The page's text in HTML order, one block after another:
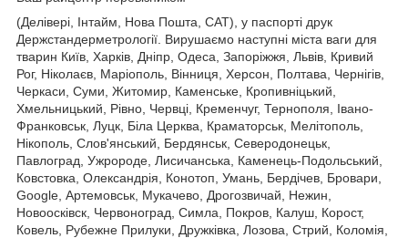
(Делівері, Інтайм, Нова Пошта, САТ), у паспорті друк
Держстандерметрології. Вирушаємо наступні міста ваги для
тварин Київ, Харків, Дніпр, Одеса, Запоріжжя, Львів, Кривий
Рог, Ніколаєв, Маріополь, Вінниця, Херсон, Полтава, Чернігів,
Черкаси, Суми, Житомир, Каменське, Кропивніцький,
Хмельницький, Рівно, Червці, Кременчуг, Тернополя, Івано-
Франковськ, Луцк, Біла Церква, Краматорськ, Мелітополь,
Нікополь, Слов'янський, Бердянськ, Северодонецьк,
Павлоград, Ужророде, Лисичанська, Каменець-Подольський,
Ковстовка, Олександрія, Конотоп, Умань, Бердічев, Бровари,
Google, Артемовськ, Мукачево, Дрогозвичай, Нежин,
Новоосківск, Червоноград, Симла, Покров, Калуш, Корост,
Ковель, Рубежне Прилуки, Дружківка, Лозова, Стрий, Коломія,